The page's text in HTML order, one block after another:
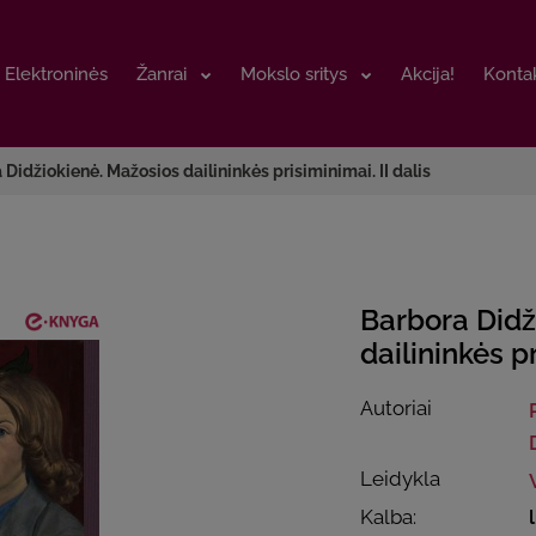
Elektroninės Žanrai Mokslo sritys Akcija!
Elektroninės Žanrai Mokslo sritys Akcija!
Didžiokienė. Mažosios dailininkės prisiminimai. II dalis
Barbora
dailininkės
Autoriai
Leidykla
Kalba: